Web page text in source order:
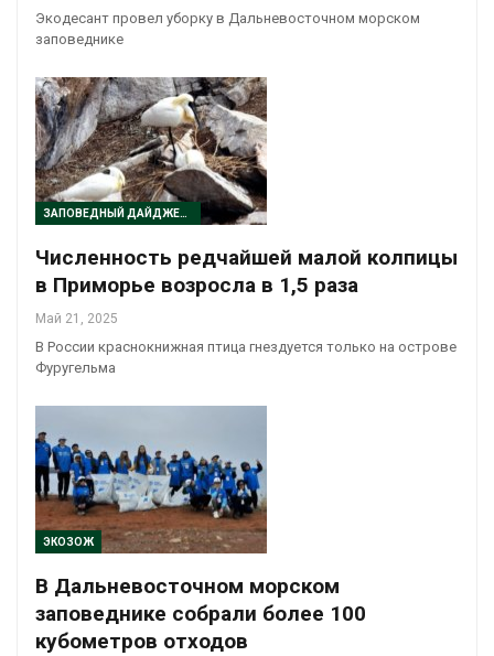
Экодесант провел уборку в Дальневосточном морском
заповеднике
ЗАПОВЕДНЫЙ ДАЙДЖЕСТ
Численность редчайшей малой колпицы
в Приморье возросла в 1,5 раза
Май 21, 2025
В России краснокнижная птица гнездуется только на острове
Фуругельма
ЭКОЗОЖ
В Дальневосточном морском
заповеднике собрали более 100
кубометров отходов